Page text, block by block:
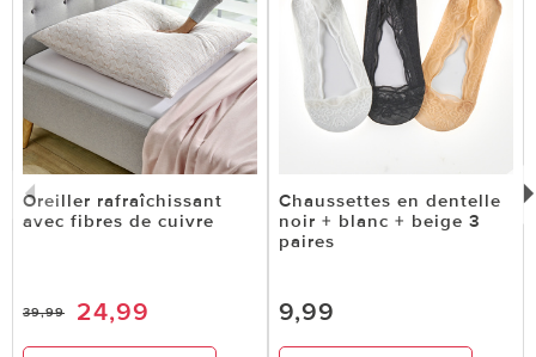
Oreiller rafraîchissant
avec fibres de cuivre
39,99 24,99
Chaussettes en dentelle
noir + blanc + beige 3
paires
9,99